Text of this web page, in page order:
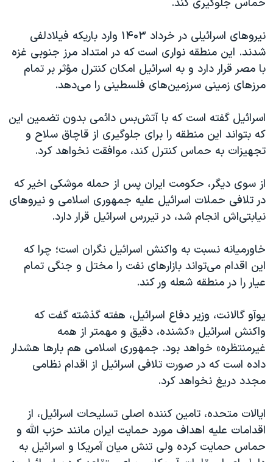
حماس جلوگیری کند.
نیروهای اسرائیلی در خرداد ۱۴۰۳ وارد باریکه فیلادلفی
شدند. این منطقه نواری است که در امتداد مرز جنوبی غزه
با مصر قرار دارد و به اسرائیل امکان کنترل مؤثر بر تمام
مرزهای زمینی سرزمین‌های فلسطینی را می‌دهد.
اسرائیل گفته است که با آتش‌بس دائمی بدون تضمین این
که بتواند این منطقه را برای جلوگیری از قاچاق سلاح و
تجهیزات به حماس کنترل کند، موافقت نخواهد کرد.
از سوی دیگر، حکومت ایران پس از حمله موشکی اخیر که
در تلافی حملات اسرائیل علیه جمهوری اسلامی و نیروهای
نیابتی‌اش انجام شد، در تیررس اسرائیل قرار دارد.
خاورمیانه نسبت به واکنش اسرائیل نگران است؛ چرا که
این اقدام می‌تواند بازارهای نفت را مختل و جنگی تمام
عیار را در منطقه شعله ور کند.
یوآو گالانت، وزیر دفاع اسرائیل، هفته گذشته گفت که
واکنش اسرائیل «کشنده، دقیق و مهمتر از همه
غیرمنتظره» خواهد بود. جمهوری اسلامی هم بارها هشدار
داده است که در صورت تلافی اسرائیل از اقدام نظامی
مجدد دریغ نخواهد کرد.
ایالات متحده، تامین کننده اصلی تسلیحات اسرائیل، از
اقدامات علیه اهداف مورد حمایت ایران مانند حزب الله و
حماس حمایت کرده ولی تنش میان آمریکا و اسرائيل به